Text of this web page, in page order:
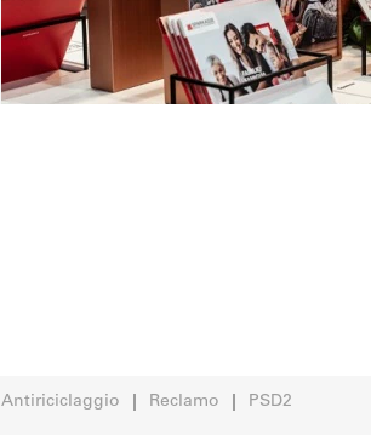
Antiriciclaggio Reclamo PSD2